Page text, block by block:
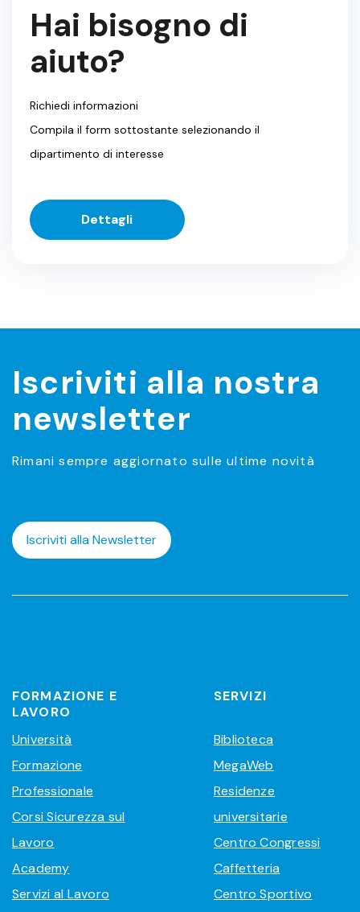
Hai bisogno di
aiuto?
Richiedi informazioni
Compila il form sottostante selezionando il
dipartimento di interesse
Dettagli
Iscriviti alla nostra
newsletter
Rimani sempre aggiornato sulle ultime novità
Iscriviti alla Newsletter
FORMAZIONE E
LAVORO
Università
Formazione
Professionale
Corsi Sicurezza sul
Lavoro
Academy
Servizi al Lavoro
SERVIZI
Biblioteca
MegaWeb
Residenze
universitarie
Centro Congressi
Caffetteria
Centro Sportivo